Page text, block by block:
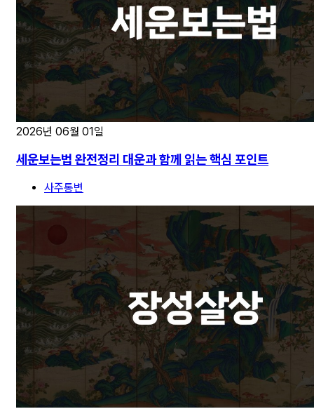
2026년 06월 01일
세운보는법 완전정리 대운과 함께 읽는 핵심 포인트
사주통변